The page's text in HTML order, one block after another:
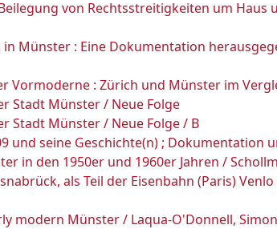
von Rechtsstreitigkeiten um
Münster : Eine Dokumentation
Vormoderne : Zürich und Münster im
Stadt Münster / Neue Folge
Stadt Münster / Neue Folge / B
und seine Geschichte(n) ; Dokumentation
in den 1950er und 1960er Jahren /
als Teil der Eisenbahn (Paris)
modern Münster / Laqua-O'Donnell,